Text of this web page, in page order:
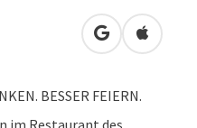
in Google
in
BESSER FEIERN.
im Restaurant des